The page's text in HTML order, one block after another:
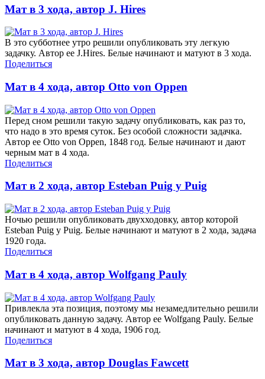
Мат в 3 хода, автор J. Hires
В это субботнее утро решили опубликовать эту легкую
задачку. Автор ее J.Hires. Белые начинают и матуют в 3 хода.
Поделиться
Мат в 4 хода, автор Otto von Oppen
Перед сном решили такую задачу опубликовать, как раз то,
что надо в это время суток. Без особой сложности задачка.
Автор ее Otto von Oppen, 1848 год. Белые начинают и дают
черным мат в 4 хода.
Поделиться
Мат в 2 хода, автор Esteban Puig y Puig
Ночью решили опубликовать двухходовку, автор которой
Esteban Puig y Puig. Белые начинают и матуют в 2 хода, задача
1920 года.
Поделиться
Мат в 4 хода, автор Wolfgang Pauly
Привлекла эта позиция, поэтому мы незамедлительно решили
опубликовать данную задачу. Автор ее Wolfgang Pauly. Белые
начинают и матуют в 4 хода, 1906 год.
Поделиться
Мат в 3 хода, автор Douglas Fawcett